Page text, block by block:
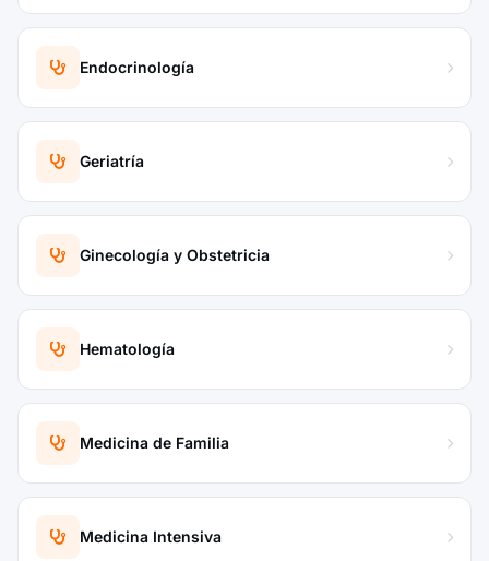
Endocrinología
Geriatría
Ginecología y Obstetricia
Hematología
Medicina de Familia
Medicina Intensiva